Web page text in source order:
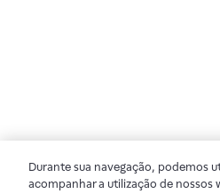
Durante sua navegação, podemos
acompanhar a utilização de